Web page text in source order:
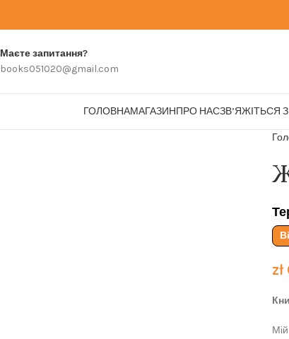
Маєте запитання?
books051020@gmail.com
ГОЛОВНАМАГАЗИНПРО НАСЗВ’ЯЖІТЬСЯ
zł